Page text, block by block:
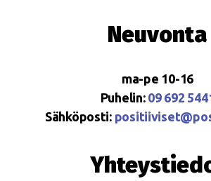
Neuvonta
ma-pe 10-16
Puhelin: 09 692
Sähköposti: